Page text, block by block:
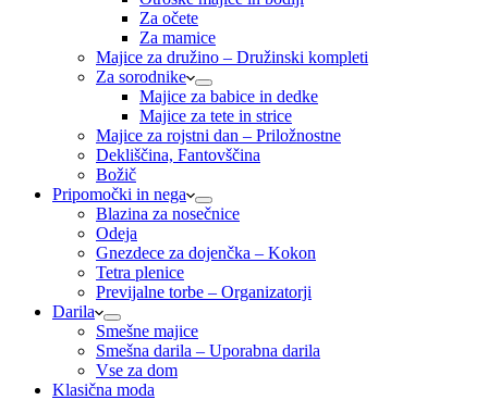
Za očete
Za mamice
Majice za družino – Družinski kompleti
Za sorodnike
Majice za babice in dedke
Majice za tete in strice
Majice za rojstni dan – Priložnostne
Dekliščina, Fantovščina
Božič
Pripomočki in nega
Blazina za nosečnice
Odeja
Gnezdece za dojenčka – Kokon
Tetra plenice
Previjalne torbe – Organizatorji
Darila
Smešne majice
Smešna darila – Uporabna darila
Vse za dom
Klasična moda